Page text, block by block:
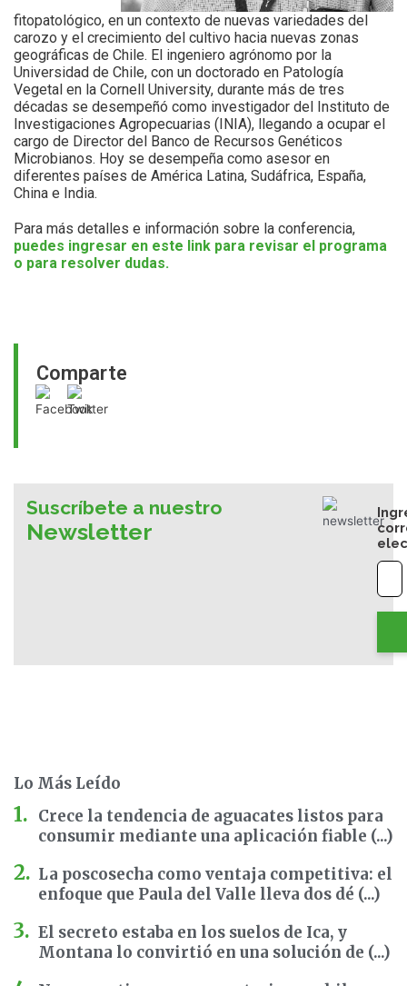
Comparte
fitopatológico, en un contexto de nuevas variedades del
carozo y el crecimiento del cultivo hacia nuevas zonas
geográficas de Chile. El ingeniero agrónomo por la
Universidad de Chile, con un doctorado en Patología
Vegetal en la Cornell University, durante más de tres
décadas se desempeñó como investigador del Instituto de
Investigaciones Agropecuarias (INIA), llegando a ocupar el
cargo de Director del Banco de Recursos Genéticos
Microbianos. Hoy se desempeña como asesor en
diferentes países de América Latina, Sudáfrica, España,
China e India.
Para más detalles e información sobre la conferencia,
puedes ingresar en este link para revisar el programa
o para resolver dudas.
Suscríbete a nuestro
Newsletter
Lo Más Leído
Crece la tendencia de aguacates listos para
consumir mediante una aplicación fiable (...)
La poscosecha como ventaja competitiva: el
enfoque que Paula del Valle lleva dos dé (...)
El secreto estaba en los suelos de Ica, y
Montana lo convirtió en una solución de (...)